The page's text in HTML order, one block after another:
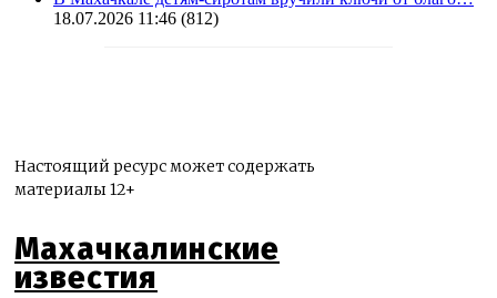
18.07.2026 11:46 (812)
Настоящий ресурс может содержать
материалы 12+
Махачкалинские
известия